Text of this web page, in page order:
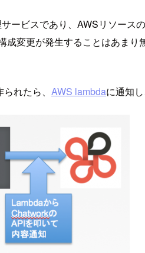
ービスであり、AWSリソース
変更が発生することはあま
れたら、 AWS lambdaに通知